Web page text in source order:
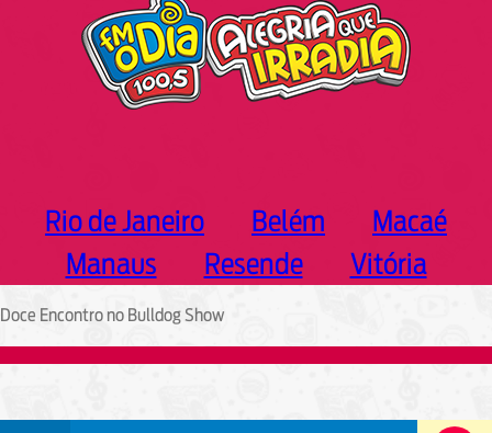
Rio de Janeiro Belém
Macaé
Manaus
Resende Vitória
Doce Encontro no Bulldog Show